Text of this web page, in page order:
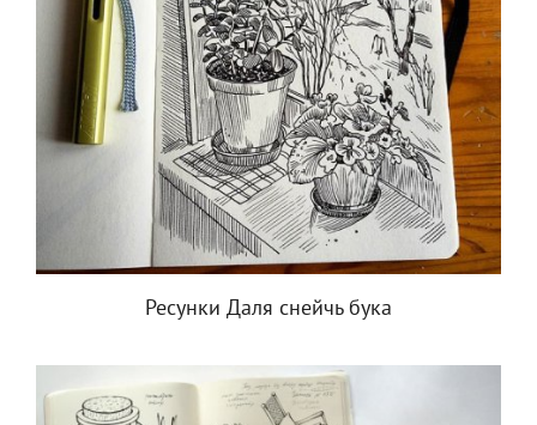
Ресунки Даля снейчь бука